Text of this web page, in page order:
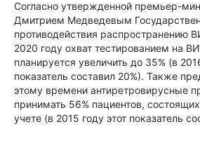
Согласно утвержденной премьер-
Дмитрием Медведевым
противодействия распространению
2020 году охват тестированием на
планируется увеличить до 35% (в
показатель составил 20%). Также
этому времени антиретровирусные
принимать 56% пациентов,
учете (в 2015 году этот показатель